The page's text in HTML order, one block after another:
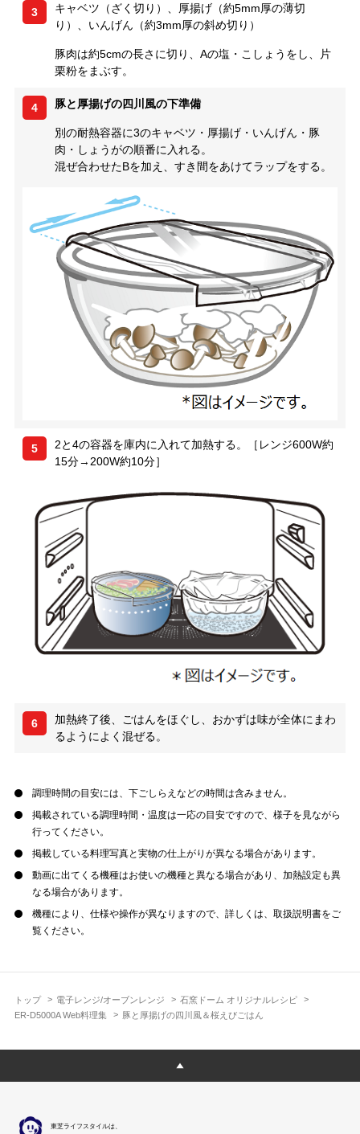
トップ 電子レンジ/オーブンレンジ
石窯ドーム オリジナルレシピ
ER-D5000A Web料理集
豚と厚揚げの四川風＆桜えびごはん
3
キャベツ（ざく切り）、厚揚げ（約5mm厚の薄切
り）、いんげん（約3mm厚の斜め切り）
豚肉は約5cmの長さに切り、Aの塩・こしょうをし、片
栗粉をまぶす。
4 豚と厚揚げの四川風の下準備
別の耐熱容器に3のキャベツ・厚揚げ・いんげん・豚
肉・しょうがの順番に入れる。
混ぜ合わせたBを加え、すき間をあけてラップをする。
5
2と4の容器を庫内に入れて加熱する。［レンジ600W約
15分→200W約10分］
6
加熱終了後、ごはんをほぐし、おかずは味が全体にまわ
るようによく混ぜる。
調理時間の目安には、下ごしらえなどの時間は含みません。
掲載されている調理時間・温度は一応の目安ですので、様子を見ながら
行ってください。
掲載している料理写真と実物の仕上がりが異なる場合があります。
動画に出てくる機種はお使いの機種と異なる場合があり、加熱設定も異
なる場合があります。
機種により、仕様や操作が異なりますので、詳しくは、取扱説明書をご
覧ください。
東芝ライフスタイルは、